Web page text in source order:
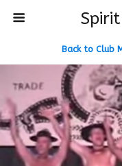
Back to Club